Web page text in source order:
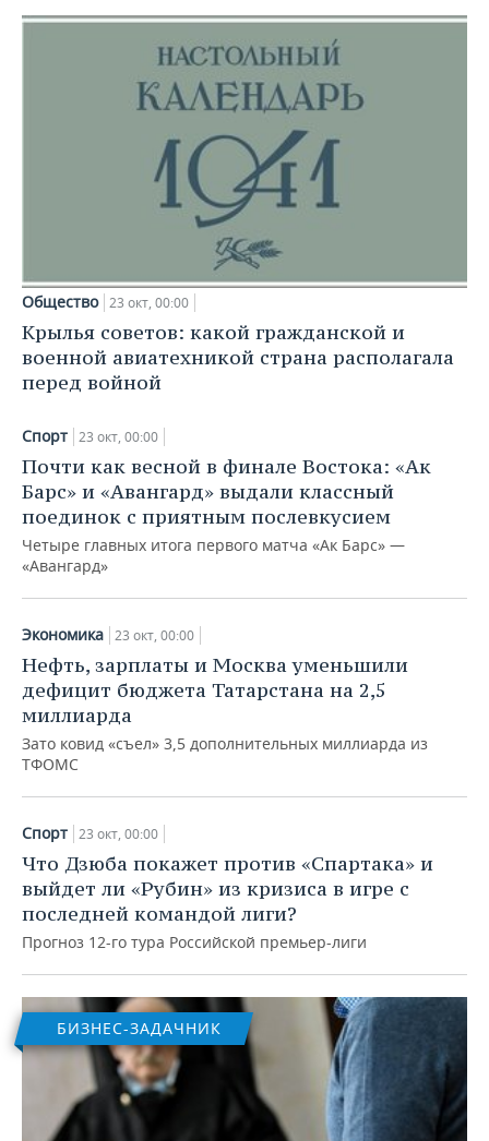
Общество 23 окт, 00:00
Крылья советов: какой гражданской и
военной авиатехникой страна располагала
перед войной
Спорт 23 окт, 00:00
Почти как весной в финале Востока: «Ак
Барс» и «Авангард» выдали классный
поединок с приятным послевкусием
Четыре главных итога первого матча «Ак Барс» —
«Авангард»
Экономика 23 окт, 00:00
Нефть, зарплаты и Москва уменьшили
дефицит бюджета Татарстана на 2,5
миллиарда
Зато ковид «съел» 3,5 дополнительных миллиарда из
ТФОМС
Спорт 23 окт, 00:00
Что Дзюба покажет против «Спартака» и
выйдет ли «Рубин» из кризиса в игре с
последней командой лиги?
Прогноз 12-го тура Российской премьер-лиги
БИЗНЕС-ЗАДАЧНИК